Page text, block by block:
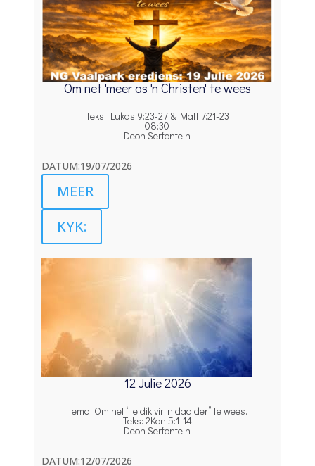
Om net 'meer as 'n Christen' te wees
Teks; Lukas 9:23-27 & Matt 7:21-23
08:30
Deon Serfontein
DATUM:19/07/2026
MEER
KYK:
12 Julie 2026
Tema: Om net “te dik vir ‘n daalder” te wees.
Teks: 2Kon 5:1-14
Deon Serfontein
DATUM:12/07/2026